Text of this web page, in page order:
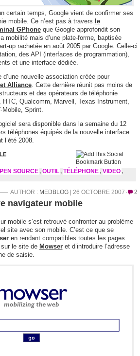
certain temps, Google vient de confirmer ses
mobile. Ce n’est pas à travers le
GPhoneque Google approfondit son
mobilité mais d’une plate-forme, baptisée
up rachetée en août 2005 par Google. Celle-ci
des API (interfaces de programmation),
et une interface dédiée.
nouvelle association créée pour
Alliance. Cette dernière réunit pas moins de
et des opérateurs de téléphonie
Qualcomm, Marvell, Texas Instrument,
Mobile, Sprint.
sera disponible dans la semaine du 12
téléphones équipés de la nouvelle interface
l’été 2008.
SOURCE , OUTIL , TÉLÉPHONE , VIDEO ,
AUTHOR : MEDBLOG| 26 OCTOBRE 2007 2
navigateur mobile
mobiles’est retrouvé confronter au problème
site avec sonmobile. C’est ce que se
en rendant compatibles toutes les pages
le site de Mowseret d’introduire l’adresse
de saisie.